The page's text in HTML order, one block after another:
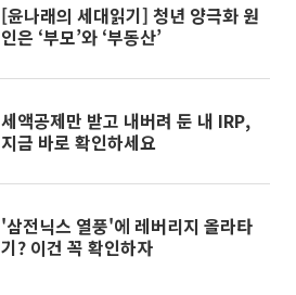
[윤나래의 세대읽기] 청년 양극화 원
인은 ‘부모’와 ‘부동산’
세액공제만 받고 내버려 둔 내 IRP,
지금 바로 확인하세요
'삼전닉스 열풍'에 레버리지 올라타
기? 이건 꼭 확인하자